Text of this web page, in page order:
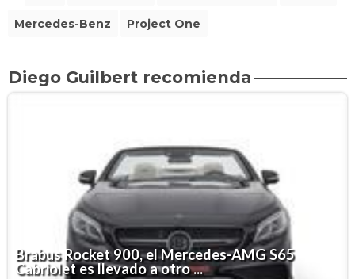
Mercedes-Benz Project One
Diego Guilbert recomienda
Brabus Rocket 900, el Mercedes-AMG S65
Cabriolet es llevado a otro ...